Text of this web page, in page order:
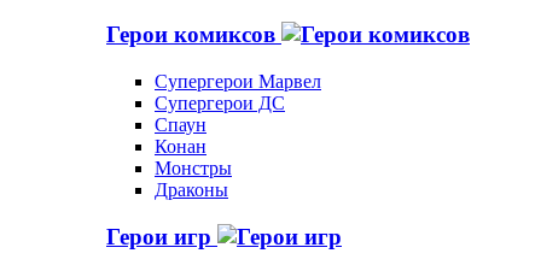
Герои комиксов
Супергерои Марвел
Супергерои ДС
Спаун
Конан
Монстры
Драконы
Герои игр